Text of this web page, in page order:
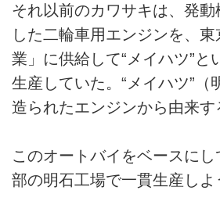
それ以前のカワサキは、発
した二輪車用エンジンを、
業」に供給して“メイハツ”と
生産していた。“メイハツ”（
造られたエンジンから由来す
このオートバイをベースに
部の明石工場で一貫生産しよ